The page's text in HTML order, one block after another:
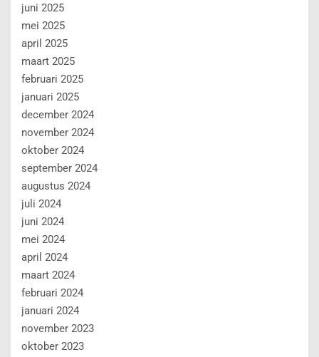
juni 2025
mei 2025
april 2025
maart 2025
februari 2025
januari 2025
december 2024
november 2024
oktober 2024
september 2024
augustus 2024
juli 2024
juni 2024
mei 2024
april 2024
maart 2024
februari 2024
januari 2024
november 2023
oktober 2023